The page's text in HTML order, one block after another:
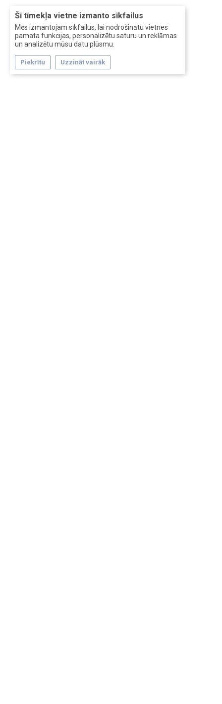
Šī tīmekļa vietne izmanto sīkfailus
Mēs izmantojam sīkfailus, lai nodrošinātu vietnes
pamata funkcijas, personalizētu saturu un reklāmas
un analizētu mūsu datu plūsmu.
Piekrītu Uzzināt vairāk